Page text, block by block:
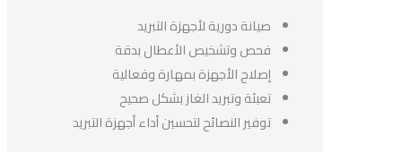
صيانة دورية لأجهزة التبريد
فحص وتشخيص الأعطال بدقة
إصلاح الأجهزة بمهارة وفعالية
تعبئة وتبريد الغاز بشكل صحيح
توفير النصائح لتحسين أداء أجهزة التبريد